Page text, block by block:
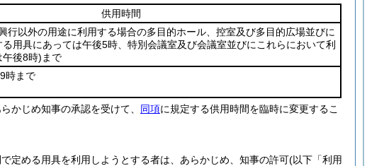
供用時間
行以外の用途に利用する場合の多目的ホール、控室及び多目的広場並びに
用具にあっては午後5時、特別会議室及び会議室並びにこれらにおいて利
午後8時) まで
時まで
かじめ知事の承認を受けて、 同項に規定する供用時間を臨時に変更するこ
定める用具を利用しようとする者は、あらかじめ、知事の許可(以下「利用